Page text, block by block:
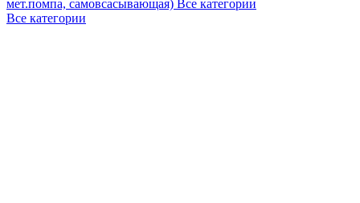
мет.помпа, самовсасывающая) Все категории
Все категории